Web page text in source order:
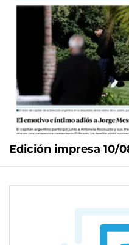
Edición impresa 10/